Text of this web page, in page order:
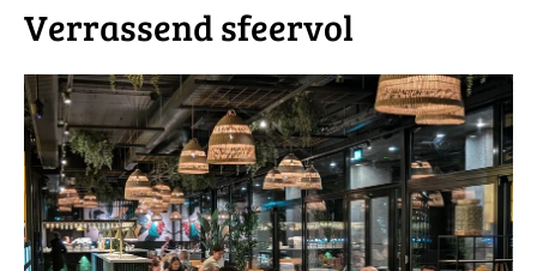
​Verrassend sfeervol